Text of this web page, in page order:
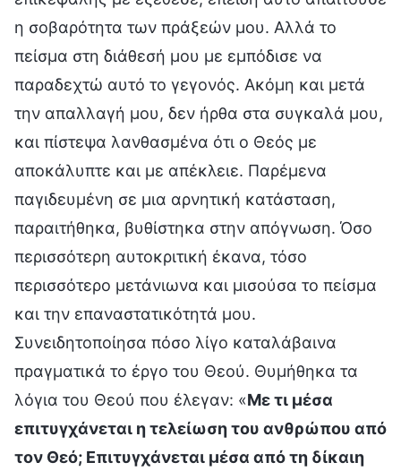
η σοβαρότητα των πράξεών μου. Αλλά το
πείσμα στη διάθεσή μου με εμπόδισε να
παραδεχτώ αυτό το γεγονός. Ακόμη και μετά
την απαλλαγή μου, δεν ήρθα στα συγκαλά μου,
και πίστεψα λανθασμένα ότι ο Θεός με
αποκάλυπτε και με απέκλειε. Παρέμενα
παγιδευμένη σε μια αρνητική κατάσταση,
παραιτήθηκα, βυθίστηκα στην απόγνωση. Όσο
περισσότερη αυτοκριτική έκανα, τόσο
περισσότερο μετάνιωνα και μισούσα το πείσμα
και την επαναστατικότητά μου.
Συνειδητοποίησα πόσο λίγο καταλάβαινα
πραγματικά το έργο του Θεού. Θυμήθηκα τα
λόγια του Θεού που έλεγαν: «Με τι μέσα
επιτυγχάνεται η τελείωση του ανθρώπου από
τον Θεό; Επιτυγχάνεται μέσα από τη δίκαιη